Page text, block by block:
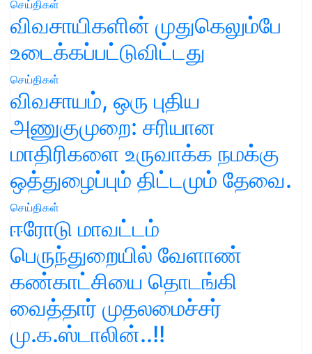
செய்திகள்
விவசாயிகளின் முதுகெலும்பே
உடைக்கப்பட்டுவிட்டது
செய்திகள்
விவசாயம், ஒரு புதிய
அணுகுமுறை: சரியான
மாதிரிகளை உருவாக்க நமக்கு
ஒத்துழைப்பும் திட்டமும் தேவை.
செய்திகள்
ஈரோடு மாவட்டம்
பெருந்துறையில் வேளாண்
கண்காட்சியை தொடங்கி
வைத்தார் முதலமைச்சர்
மு.க.ஸ்டாலின்..!!